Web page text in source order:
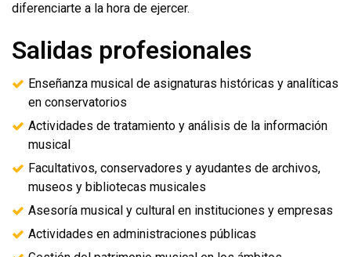
diferenciarte a la hora de ejercer.
Salidas profesionales
Enseñanza musical de asignaturas históricas y analíticas
en conservatorios
Actividades de tratamiento y análisis de la información
musical
Facultativos, conservadores y ayudantes de archivos,
museos y bibliotecas musicales
Asesoría musical y cultural en instituciones y empresas
Actividades en administraciones públicas